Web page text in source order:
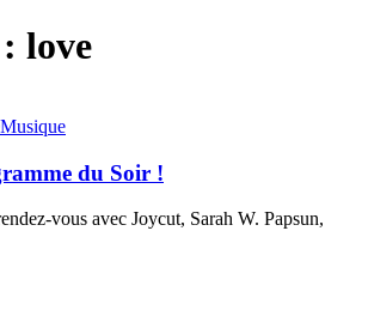
love
Musique
du Soir !
vous avec Joycut, Sarah W. Papsun,